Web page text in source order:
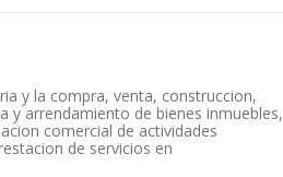
y la compra, venta, construccion,
y arrendamiento de bienes inmuebles,
comercial de actividades
de servicios en